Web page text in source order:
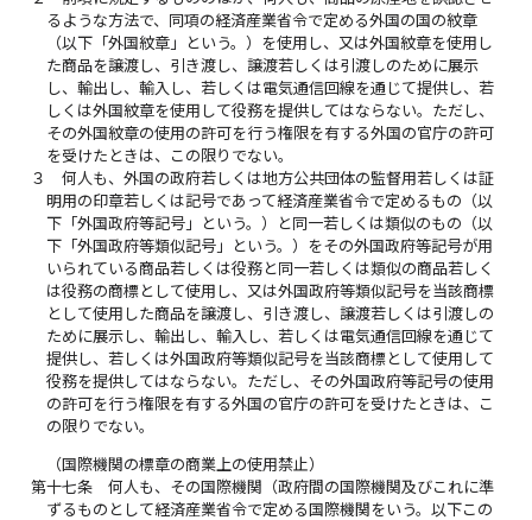
るような方法で、同項の経済産業省令で定める外国の国の紋章
（以下「外国紋章」という。）を使用し、又は外国紋章を使用し
た商品を譲渡し、引き渡し、譲渡若しくは引渡しのために展示
し、輸出し、輸入し、若しくは電気通信回線を通じて提供し、若
しくは外国紋章を使用して役務を提供してはならない。ただし、
その外国紋章の使用の許可を行う権限を有する外国の官庁の許可
を受けたときは、この限りでない。
３
何人も、外国の政府若しくは地方公共団体の監督用若しくは証
明用の印章若しくは記号であって経済産業省令で定めるもの（以
下「外国政府等記号」という。）と同一若しくは類似のもの（以
下「外国政府等類似記号」という。）をその外国政府等記号が用
いられている商品若しくは役務と同一若しくは類似の商品若しく
は役務の商標として使用し、又は外国政府等類似記号を当該商標
として使用した商品を譲渡し、引き渡し、譲渡若しくは引渡しの
ために展示し、輸出し、輸入し、若しくは電気通信回線を通じて
提供し、若しくは外国政府等類似記号を当該商標として使用して
役務を提供してはならない。ただし、その外国政府等記号の使用
の許可を行う権限を有する外国の官庁の許可を受けたときは、こ
の限りでない。
（国際機関の標章の商業上の使用禁止）
第十七条
何人も、その国際機関（政府間の国際機関及びこれに準
ずるものとして経済産業省令で定める国際機関をいう。以下この